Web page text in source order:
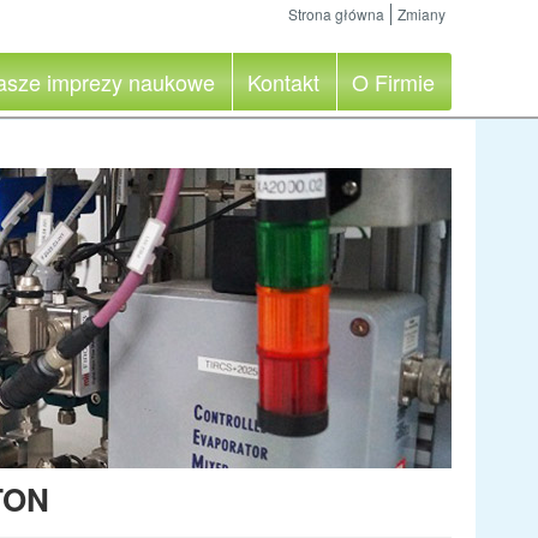
Strona główna Zmiany
imprezy naukowe Kontakt O Firmie